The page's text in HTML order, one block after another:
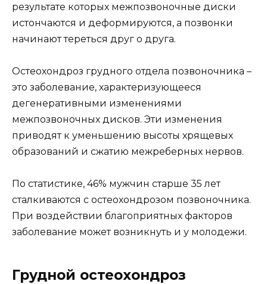
результате которых межпозвоночные диски
истончаются и деформируются, а позвонки
начинают тереться друг о друга.
Остеохондроз грудного отдела позвоночника –
это заболевание, характеризующееся
дегенеративными изменениями
межпозвоночных дисков. Эти изменения
приводят к уменьшению высоты хрящевых
образований и сжатию межреберных нервов.
По статистике, 46% мужчин старше 35 лет
сталкиваются с остеохондрозом позвоночника.
При воздействии благоприятных факторов
заболевание может возникнуть и у молодежи.
Грудной остеохондроз